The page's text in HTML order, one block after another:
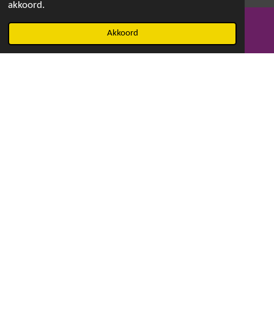
akkoord.
Akkoord
© 2021 - 2026 Magdalenaswasparfum